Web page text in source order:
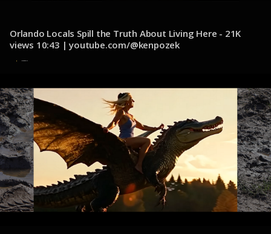
Orlando Locals Spill the Truth About Living Here - 21K
views 10:43 | youtube.com/@kenpozek